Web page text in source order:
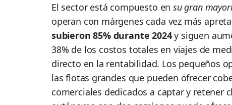
El sector está compuesto en su gran
operan con márgenes cada vez más
subieron 85% durante 2024y siguen
38% de los costos totales en viajes de
directo en la rentabilidad. Los pequeños
las flotas grandes que pueden ofrecer
comerciales dedicados a captar y retener